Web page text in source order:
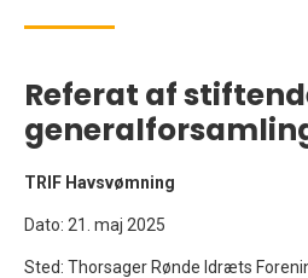
Referat af
TRIF Havsvømning
Dato: 21. maj 2025
Sted: Thorsager Rønde Idræts